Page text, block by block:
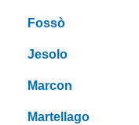
Fossò
Jesolo
Marcon
Martellago